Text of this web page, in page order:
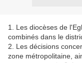
1. Les diocèses de
combinés dans le
2. Les décisions
zone métropolitaine,